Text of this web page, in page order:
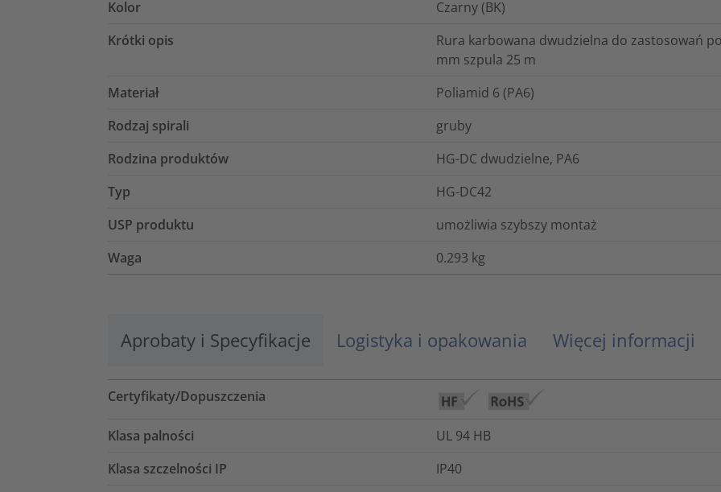
Kolor
Czarny (BK)
Krótki opis
Rura karbowana dwudzielna do zastosowań
mm szpula 25 m
Materiał
Poliamid 6 (PA6)
Rodzaj spirali
gruby
Rodzina produktów
HG-DC dwudzielne, PA6
Typ
HG-DC42
USP produktu
umożliwia szybszy montaż
Waga
0.293 kg
Aprobaty i Specyfikacje Logistyka i opakowania Więcej informacji
Certyfikaty/Dopuszczenia
Klasa palności
UL 94 HB
Klasa szczelności IP
IP40